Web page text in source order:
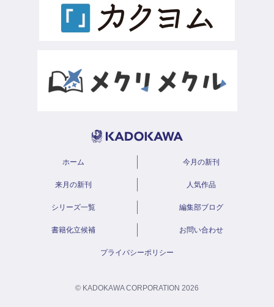
ホーム 今月の新刊
来月の新刊 人気作品
シリーズ一覧 編集部ブログ
書籍化立候補 お問い合わせ
プライバシーポリシー
© KADOKAWA CORPORATION 2026